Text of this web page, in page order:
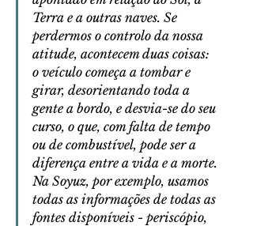
Terra e a outras naves. Se
perdermos o controlo da nossa
atitude, acontecem duas coisas:
o veículo começa a tombar e
girar, desorientando toda a
gente a bordo, e desvia-se do seu
curso, o que, com falta de tempo
ou de combustível, pode ser a
diferença entre a vida e a morte.
Na Soyuz, por exemplo, usamos
todas as informações de todas as
fontes disponíveis - periscópio,